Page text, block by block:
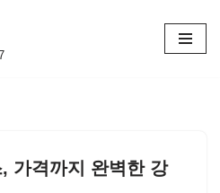
가격까지 완벽한 강